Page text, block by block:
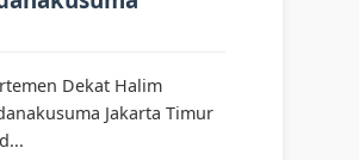
Dekat Halim
Jakarta Timur